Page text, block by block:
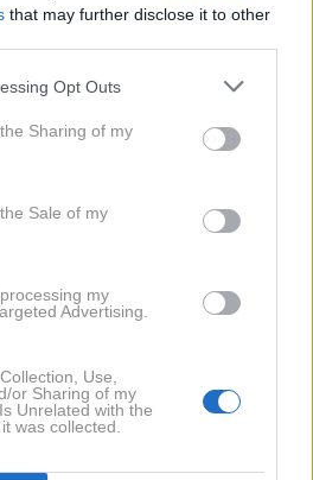
that may further disclose it to other
Opt Outs
Sharing of my
Sale of my
my
Advertising.
Use,
or Sharing of my
Unrelated with the
was collected.
zavida
za
20. 2. 2024